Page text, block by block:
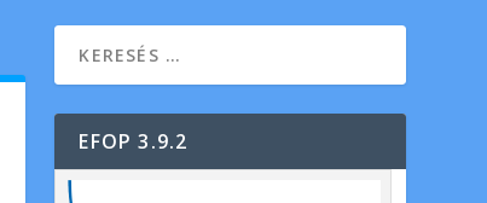
EFOP 3.9.2